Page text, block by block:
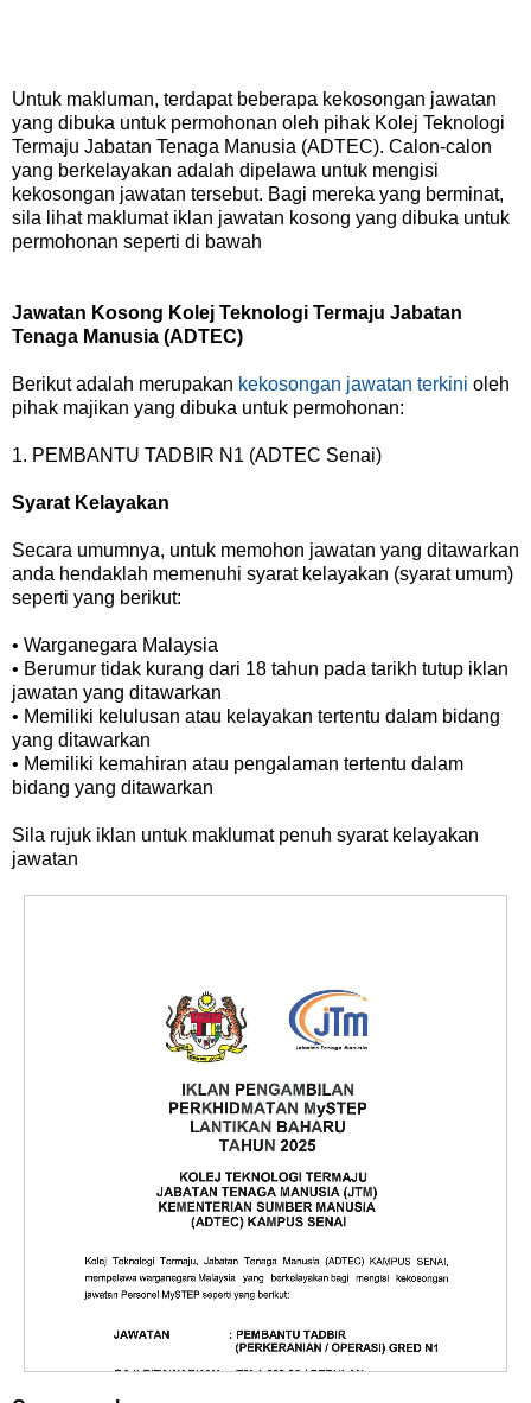
Untuk makluman, terdapat beberapa kekosongan jawatan
yang dibuka untuk permohonan oleh pihak Kolej Teknologi
Termaju Jabatan Tenaga Manusia (ADTEC). Calon-calon
yang berkelayakan adalah dipelawa untuk mengisi
kekosongan jawatan tersebut. Bagi mereka yang berminat,
sila lihat maklumat iklan jawatan kosong yang dibuka untuk
permohonan seperti di bawah
Jawatan Kosong Kolej Teknologi Termaju Jabatan
Tenaga Manusia (ADTEC)
Berikut adalah merupakan kekosongan jawatan terkini oleh
pihak majikan yang dibuka untuk permohonan:
1. PEMBANTU TADBIR N1 (ADTEC Senai)
Syarat Kelayakan
Secara umumnya, untuk memohon jawatan yang ditawarkan
anda hendaklah memenuhi syarat kelayakan (syarat umum)
seperti yang berikut:
• Warganegara Malaysia
• Berumur tidak kurang dari 18 tahun pada tarikh tutup iklan
jawatan yang ditawarkan
• Memiliki kelulusan atau kelayakan tertentu dalam bidang
yang ditawarkan
• Memiliki kemahiran atau pengalaman tertentu dalam
bidang yang ditawarkan
Sila rujuk iklan untuk maklumat penuh syarat kelayakan
jawatan